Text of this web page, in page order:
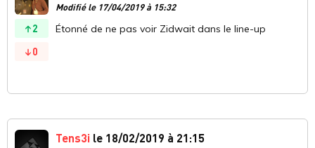
2
0
Modifié le 17/04/2019 à 15:32
Étonné de ne pas voir Zidwait dans le line-up
Tens3i le 18/02/2019 à 21:15